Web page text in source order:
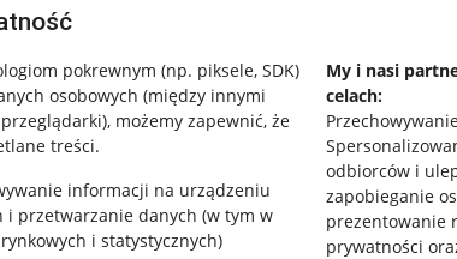
pokrewnym (np. piksele, SDK)
osobowych (między innymi
, możemy zapewnić, że
treści.
informacji na urządzeniu
przetwarzanie danych (w tym w
i statystycznych)
My i nasi
celach:
odbiorców i
zapobieganie
prezentowanie
prywatności